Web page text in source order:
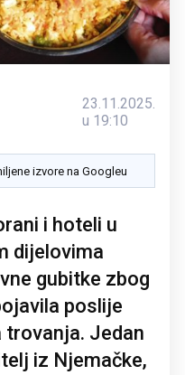
23.11.2025.
u 19:10
izvore na Googleu
i hoteli u
dijelovima
gubitke zbog
poslije
trovanja. Jedan
iz Njemačke,